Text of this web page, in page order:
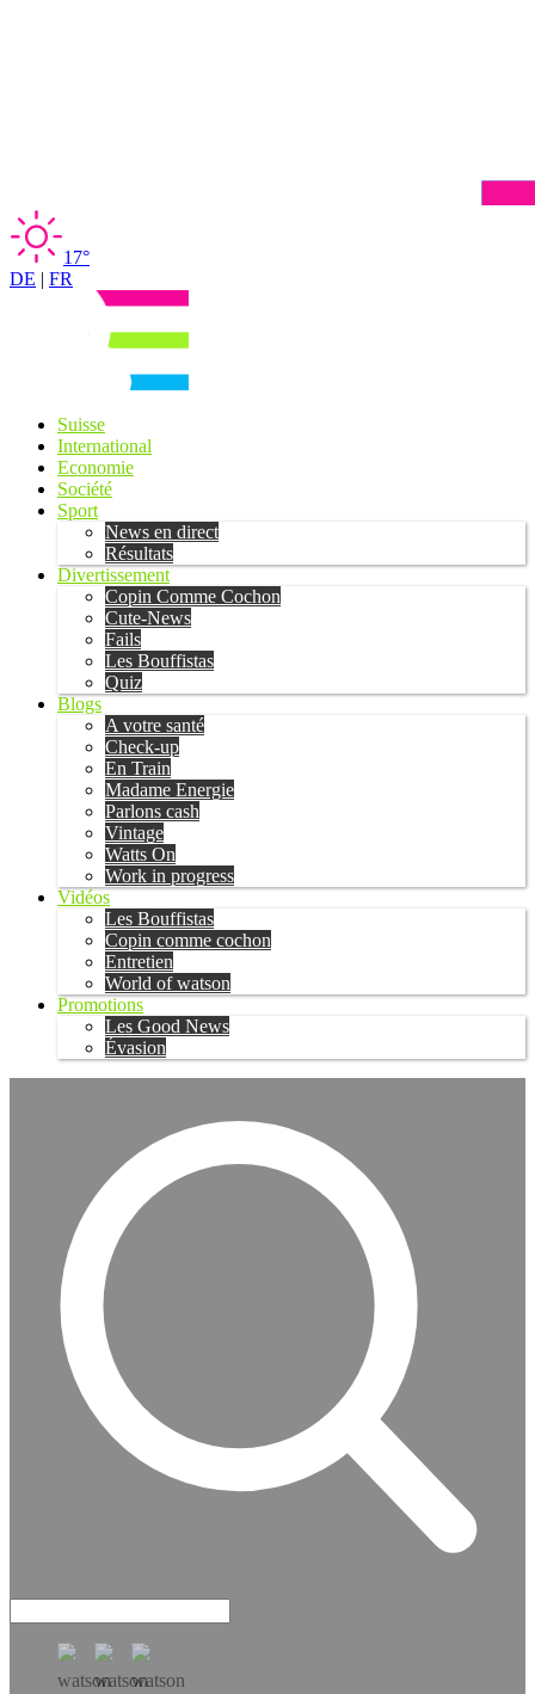
17°
DE | FR
Suisse
International
Economie
Société
Sport
News en direct
Résultats
Divertissement
Copin Comme Cochon
Cute-News
Fails
Les Bouffistas
Quiz
Blogs
A votre santé
Check-up
En Train
Madame Energie
Parlons cash
Vintage
Watts On
Work in progress
Vidéos
Les Bouffistas
Copin comme cochon
Entretien
World of watson
Promotions
Les Good News
Évasion